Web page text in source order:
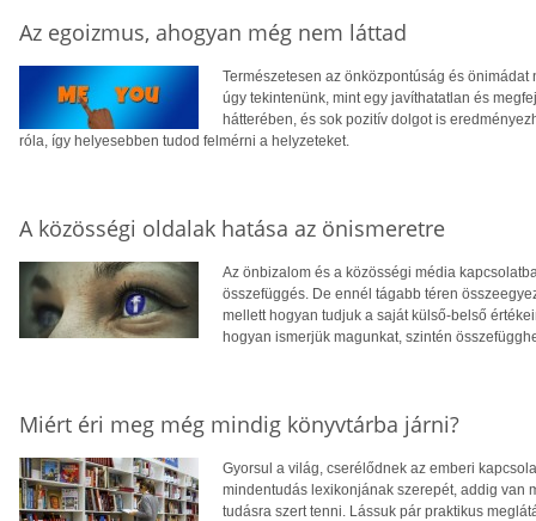
Az egoizmus, ahogyan még nem láttad
Természetesen az önközpontúság és
úgy tekintenünk, mint egy javíthatatlan és
hátterében, és sok pozitív dolgot is
róla, így helyesebben tudod felmérni a helyzeteket.
A közösségi oldalak hatása az önismeretre
Az önbizalom és a közösségi média
összefüggés. De ennél tágabb téren
mellett hogyan tudjuk a saját külső-belső
hogyan ismerjük magunkat, szintén
Miért éri meg még mindig könyvtárba járni?
Gyorsul a világ, cserélődnek az emberi
mindentudás lexikonjának szerepét, addig van
tudásra szert tenni. Lássuk pár praktikus